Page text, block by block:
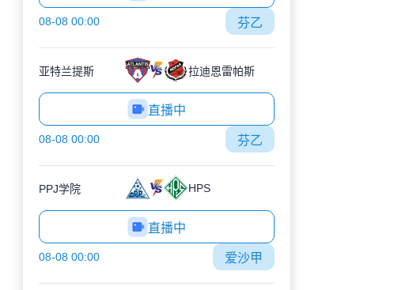
08-08 00:00 芬乙
亚特兰提斯 拉迪恩雷帕斯
直播中
08-08 00:00 芬乙
PPJ学院 HPS
直播中
08-08 00:00 爱沙甲